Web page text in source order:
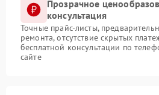
Прозрачное
консультация
Точные прайс-листы,
ремонта, отсутствие скрытых
бесплатной консультации по
сайте